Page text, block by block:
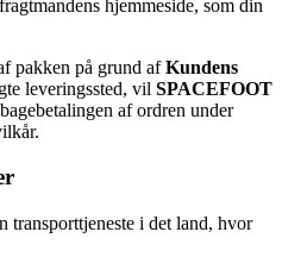
hjemmeside, som din
pakken på grund afKundens
leveringssted, vil SPACEFOOT
af ordren under
transporttjeneste i det land, hvor